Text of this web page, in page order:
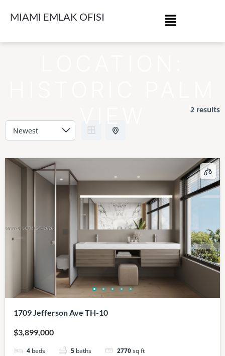
MIAMI EMLAK OFISI
2 results
1709 Jefferson Ave TH-10
$3,899,000
4 beds 5 baths 2770sq ft